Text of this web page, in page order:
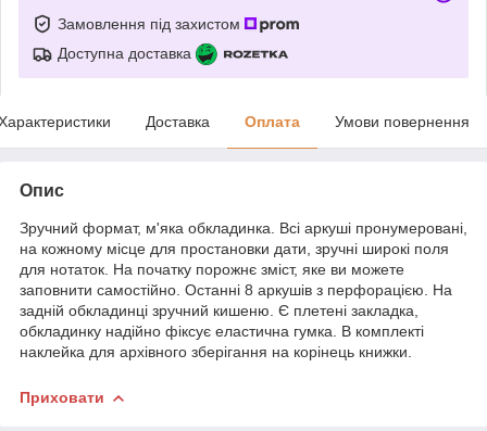
Замовлення під захистом
Доступна доставка
Доставка Оплата Умови повернення
Опис
Зручний формат, м'яка обкладинка. Всі аркуші пронумеровані,
на кожному місце для простановки дати, зручні широкі поля
для нотаток. На початку порожнє зміст, яке ви можете
заповнити самостійно. Останні 8 аркушів з перфорацією. На
задній обкладинці зручний кишеню. Є плетені закладка,
обкладинку надійно фіксує еластична гумка. В комплекті
наклейка для архівного зберігання на корінець книжки.
Приховати